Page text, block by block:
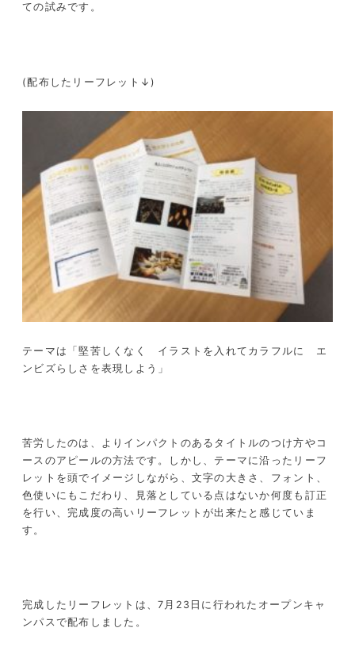
ての試みです。
(配布したリーフレット↓)
テーマは「堅苦しくなく イラストを入れてカラフルに エ
ンビズらしさを表現しよう」
苦労したのは、よりインパクトのあるタイトルのつけ方やコ
ースのアピールの方法です。しかし、テーマに沿ったリーフ
レットを頭でイメージしながら、文字の大きさ、フォント、
色使いにもこだわり、見落としている点はないか何度も訂正
を行い、完成度の高いリーフレットが出来たと感じていま
す。
完成したリーフレットは、7月23日に行われたオープンキャ
ンパスで配布しました。